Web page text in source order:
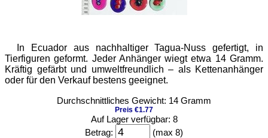
In Ecuador aus nachhaltiger Tagua-Nuss gefertigt, in
Tierfiguren geformt. Jeder Anhänger wiegt etwa 14 Gramm.
Kräftig gefärbt und umweltfreundlich – als Kettenanhänger
oder für den Verkauf bestens geeignet.
Durchschnittliches Gewicht: 14 Gramm
Preis €1.77
Auf Lager verfügbar: 8
Betrag:
(max 8)